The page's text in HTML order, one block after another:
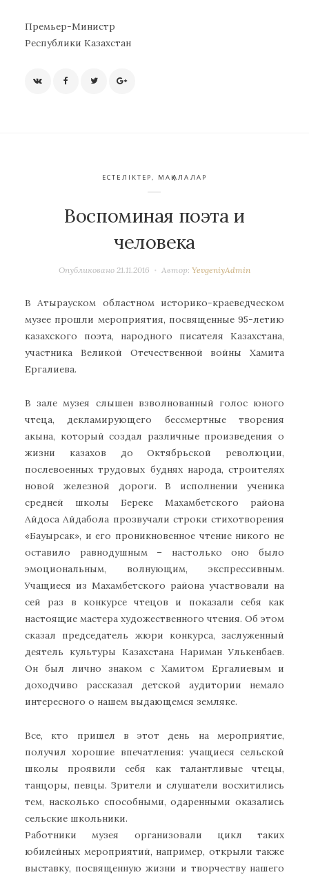
Премьер-Министр
Республики Казахстан
ЕСТЕЛІКТЕР, МАҚАЛАЛАР
Воспоминая поэта и
человека
Опубликовано 21.11.2016 Автор: YevgeniyAdmin
В Атырауском областном историко-краеведческом
музее прошли мероприятия, посвященные 95-летию
казахского поэта, народного писателя Казахстана,
участника Великой Отечественной войны Хамита
Ергалиева.
В зале музея слышен взволнованный голос юного
чтеца, декламирующего бессмертные творения
акына, который создал различные произведения о
жизни казахов до Октябрьской революции,
послевоенных трудовых буднях народа, строителях
новой железной дороги. В исполнении ученика
средней школы Береке Махамбетского района
Айдоса Айдабола прозвучали строки стихотворения
«Бауырсак», и его проникновенное чтение никого не
оставило равнодушным – настолько оно было
эмоциональным, волнующим, экспрессивным.
Учащиеся из Махамбетского района участвовали на
сей раз в конкурсе чтецов и показали себя как
настоящие мастера художественного чтения. Об этом
сказал председатель жюри конкурса, заслуженный
деятель культуры Казахстана Нариман Улькенбаев.
Он был лично знаком с Хамитом Ергалиевым и
доходчиво рассказал детской аудитории немало
интересного о нашем выдающемся земляке.
Все, кто пришел в этот день на мероприятие,
получил хорошие впечатления: учащиеся сельской
школы проявили себя как талантливые чтецы,
танцоры, певцы. Зрители и слушатели восхитились
тем, насколько способными, одаренными оказались
сельские школьники.
Работники музея организовали цикл таких
юбилейных мероприятий, например, открыли также
выставку, посвященную жизни и творчеству нашего